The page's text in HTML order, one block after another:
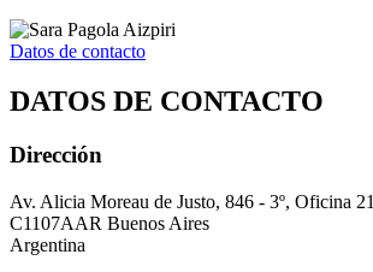
Datos de contacto
DATOS DE CONTACTO
Dirección
Av. Alicia Moreau de Justo, 846 - 3º, Oficina 21
C1107AAR Buenos Aires
Argentina